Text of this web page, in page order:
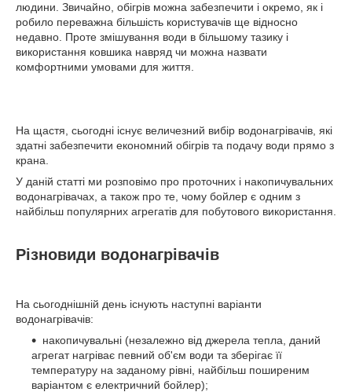
людини. Звичайно, обігрів можна забезпечити і окремо, як і
робило переважна більшість користувачів ще відносно
недавно. Проте змішування води в більшому тазику і
використання ковшика навряд чи можна назвати
комфортними умовами для життя.
На щастя, сьогодні існує величезний вибір водонагрівачів, які
здатні забезпечити економний обігрів та подачу води прямо з
крана.
У даній статті ми розповімо про проточних і накопичувальних
водонагрівачах, а також про те, чому бойлер є одним з
найбільш популярних агрегатів для побутового використання.
Різновиди водонагрівачів
На сьогоднішній день існують наступні варіанти
водонагрівачів:
накопичувальні (незалежно від джерела тепла, даний
агрегат нагріває певний об'єм води та зберігає її
температуру на заданому рівні, найбільш поширеним
варіантом є електричний бойлер);